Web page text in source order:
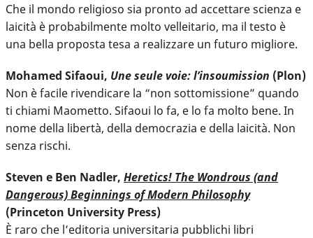
Che il mondo religioso sia pronto ad accettare scienza e
laicità è probabilmente molto velleitario, ma il testo è
una bella proposta tesa a realizzare un futuro migliore.
Mohamed Sifaoui, Une seule voie: l’insoumission (Plon)
Non è facile rivendicare la “non sottomissione” quando
ti chiami Maometto. Sifaoui lo fa, e lo fa molto bene. In
nome della libertà, della democrazia e della laicità. Non
senza rischi.
Steven e Ben Nadler, Heretics! The Wondrous (and
Dangerous) Beginnings of Modern Philosophy
(Princeton University Press)
È raro che l’editoria universitaria pubblichi libri